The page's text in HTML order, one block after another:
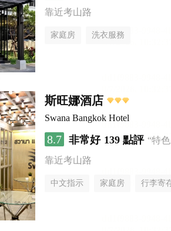
靠近考山路
家庭房 洗衣服務
斯旺娜酒店
Swana Bangkok Hotel
8.7 非常好 139 點評 “特
靠近考山路
中文指示 家庭房 行李寄